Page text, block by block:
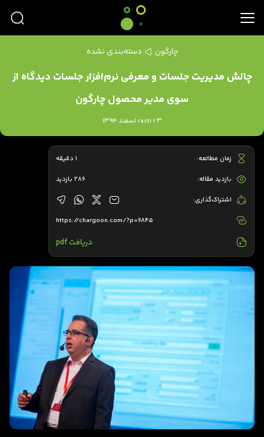
چارگون دسته‌بندی نشده
چالش مدیریت جلسات و معرفی نرم‌افزار جلسات دیدگاه از
سوی مدیر محصول چارگون
rasti | 3 اسفند 1394
زمان مطالعه: 1 دقیقه
بازدید مقاله: 286 بازدید
اشتراک‌گذاری:
https://chargoon.com/?p=6845
دریافت pdf